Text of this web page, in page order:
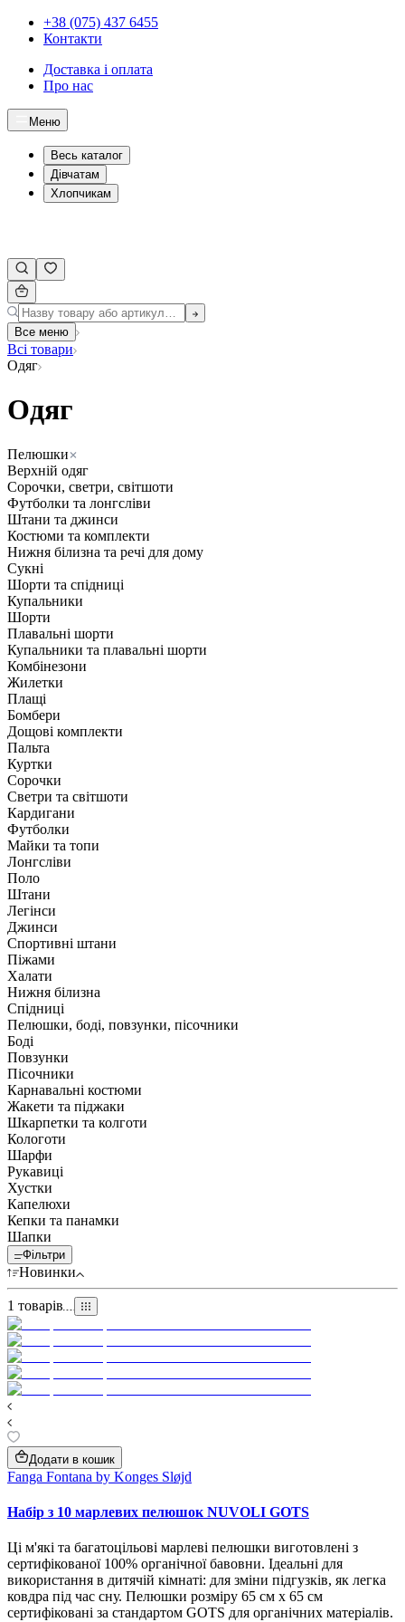
+38 (075) 437 6455
Контакти
Доставка і оплата
Про нас
Меню
Весь каталог
Дівчатам
Хлопчикам
Все меню
Всі товари
Одяг
Одяг
Пелюшки
Верхній одяг
Сорочки, светри, світшоти
Футболки та лонгсліви
Штани та джинси
Костюми та комплекти
Нижня білизна та речі для дому
Сукні
Шорти та спідниці
Купальники
Шорти
Плавальні шорти
Купальники та плавальні шорти
Комбінезони
Жилетки
Плащі
Бомбери
Дощові комплекти
Пальта
Куртки
Сорочки
Светри та світшоти
Кардигани
Футболки
Майки та топи
Лонгсліви
Поло
Штани
Легінси
Джинси
Спортивні штани
Піжами
Халати
Нижня білизна
Спідниці
Пелюшки, боді, повзунки, пісочники
Боді
Повзунки
Пісочники
Карнавальні костюми
Жакети та піджаки
Шкарпетки та колготи
Кологоти
Шарфи
Рукавиці
Хустки
Капелюхи
Кепки та панамки
Шапки
Фільтри
Новинки
1 товарів
Додати в кошик
Fanga Fontana by Konges Sløjd
Набір з 10 марлевих пелюшок NUVOLI GOTS
Ці м'які та багатоцільові марлеві пелюшки виготовлені з
сертифікованої 100% органічної бавовни. Ідеальні для
використання в дитячій кімнаті: для зміни підгузків, як легка
ковдра під час сну. Пелюшки розміру 65 см x 65 см
сертифіковані за стандартом GOTS для органічних матеріалів.